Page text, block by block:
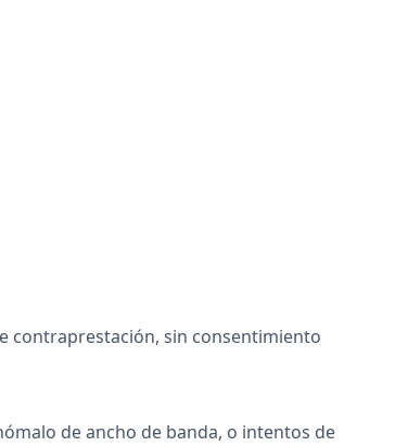
contraprestación, sin consentimiento
de ancho de banda, o intentos de